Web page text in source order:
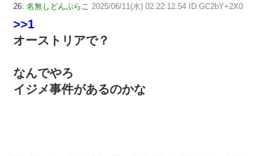
26: 名無しどんぶらこ 2025/06/11(水) 02:22:12.54 ID:GC2bY+2X0
>>1
オーストリアで？
なんでやろ
イジメ事件があるのかな